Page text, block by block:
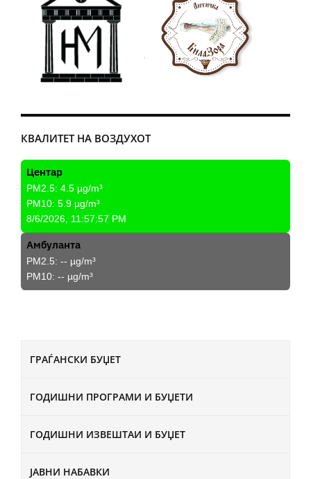
ГРАЃАНСКИ БУЏЕТ
ГОДИШНИ ПРОГРАМИ И БУЏЕТИ
ГОДИШНИ ИЗВЕШТАИ И БУЏЕТ
ЈАВНИ НАБАВКИ
КВАЛИТЕТ НА ВОЗДУХОТ
Центар
PM2.5: 4.5 µg/m³
PM10: 5.9 µg/m³
8/6/2026, 11:57:57 PM
Амбуланта
PM2.5: -- µg/m³
PM10: -- µg/m³